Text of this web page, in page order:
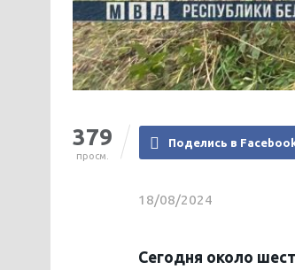
379
просм.
Поделись в
18/08/2024
Сегодня около